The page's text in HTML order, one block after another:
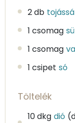
2 db
1 csomag
1 csomag
1 csipet só
Töltelék
10 dkg dió